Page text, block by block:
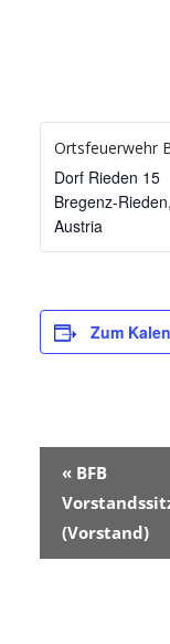
Ortsfeuerwehr
Dorf Rieden 15
Bregenz-Rieden,
Austria
Zum
r
« BFB
(Vorstand)